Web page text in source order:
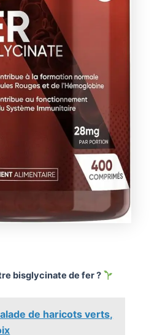
bisglycinate de fer ?
de haricots verts,